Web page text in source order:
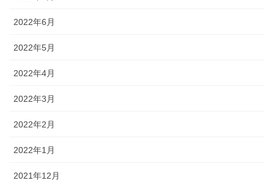
2022年6月
2022年5月
2022年4月
2022年3月
2022年2月
2022年1月
2021年12月